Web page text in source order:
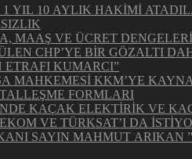
YIL 10 AYLIK HAKİMİ
MAAŞ VE ÜCRET DENGELERİ
CHP’YE BİR GÖZALTI
ETRAFI KUMARCI”
MAHKEMESİ KKM’YE
FORMLARI
KAÇAK ELEKTİRİK VE
VE TÜRKSAT’I DA
SAYIN MAHMUT ARIKAN